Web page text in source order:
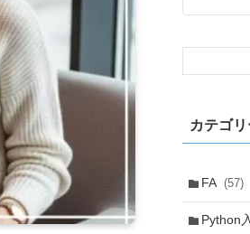
カテゴ
FA (57)
Python